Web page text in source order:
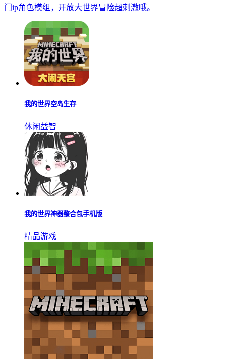
门ip角色模组，开放大世界冒险超刺激哦。
我的世界空岛生存
休闲益智
我的世界神器整合包手机版
精品游戏